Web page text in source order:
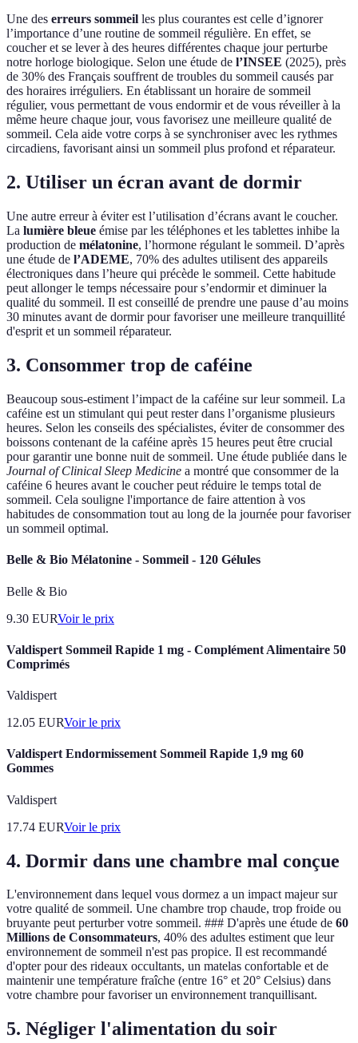
Une des erreurs sommeil les plus courantes est celle d’ignorer
l’importance d’une routine de sommeil régulière. En effet, se
coucher et se lever à des heures différentes chaque jour perturbe
notre horloge biologique. Selon une étude de l’INSEE (2025), près
de 30% des Français souffrent de troubles du sommeil causés par
des horaires irréguliers. En établissant un horaire de sommeil
régulier, vous permettant de vous endormir et de vous réveiller à la
même heure chaque jour, vous favorisez une meilleure qualité de
sommeil. Cela aide votre corps à se synchroniser avec les rythmes
circadiens, favorisant ainsi un sommeil plus profond et réparateur.
2. Utiliser un écran avant de dormir
Une autre erreur à éviter est l’utilisation d’écrans avant le coucher.
La lumière bleue émise par les téléphones et les tablettes inhibe la
production de mélatonine, l’hormone régulant le sommeil. D’après
une étude de l’ADEME, 70% des adultes utilisent des appareils
électroniques dans l’heure qui précède le sommeil. Cette habitude
peut allonger le temps nécessaire pour s’endormir et diminuer la
qualité du sommeil. Il est conseillé de prendre une pause d’au moins
30 minutes avant de dormir pour favoriser une meilleure tranquillité
d'esprit et un sommeil réparateur.
3. Consommer trop de caféine
Beaucoup sous-estiment l’impact de la caféine sur leur sommeil. La
caféine est un stimulant qui peut rester dans l’organisme plusieurs
heures. Selon les conseils des spécialistes, éviter de consommer des
boissons contenant de la caféine après 15 heures peut être crucial
pour garantir une bonne nuit de sommeil. Une étude publiée dans le
Journal of Clinical Sleep Medicine a montré que consommer de la
caféine 6 heures avant le coucher peut réduire le temps total de
sommeil. Cela souligne l'importance de faire attention à vos
habitudes de consommation tout au long de la journée pour favoriser
un sommeil optimal.
Belle & Bio Mélatonine - Sommeil - 120 Gélules
Belle & Bio
9.30 EURVoir le prix
Valdispert Sommeil Rapide 1 mg - Complément Alimentaire 50
Comprimés
Valdispert
12.05 EURVoir le prix
Valdispert Endormissement Sommeil Rapide 1,9 mg 60
Gommes
Valdispert
17.74 EURVoir le prix
4. Dormir dans une chambre mal conçue
L'environnement dans lequel vous dormez a un impact majeur sur
votre qualité de sommeil. Une chambre trop chaude, trop froide ou
bruyante peut perturber votre sommeil. ### D'après une étude de 60
Millions de Consommateurs, 40% des adultes estiment que leur
environnement de sommeil n'est pas propice. Il est recommandé
d'opter pour des rideaux occultants, un matelas confortable et de
maintenir une température fraîche (entre 16° et 20° Celsius) dans
votre chambre pour favoriser un environnement tranquillisant.
5. Négliger l'alimentation du soir